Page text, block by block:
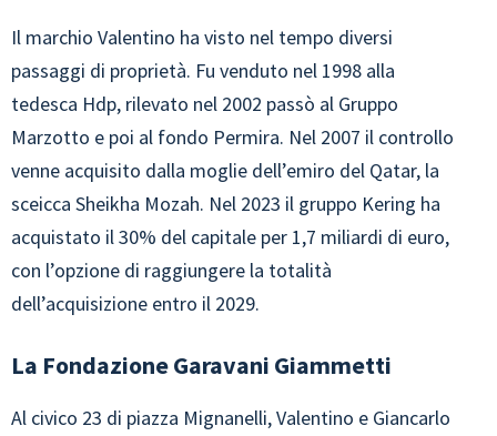
Il marchio Valentino ha visto nel tempo diversi
passaggi di proprietà. Fu venduto nel 1998 alla
tedesca Hdp, rilevato nel 2002 passò al Gruppo
Marzotto e poi al fondo Permira. Nel 2007 il controllo
venne acquisito dalla moglie dell’emiro del Qatar, la
sceicca Sheikha Mozah. Nel 2023 il gruppo Kering ha
acquistato il 30% del capitale per 1,7 miliardi di euro,
con l’opzione di raggiungere la totalità
dell’acquisizione entro il 2029.
La Fondazione Garavani Giammetti
Al civico 23 di piazza Mignanelli, Valentino e Giancarlo